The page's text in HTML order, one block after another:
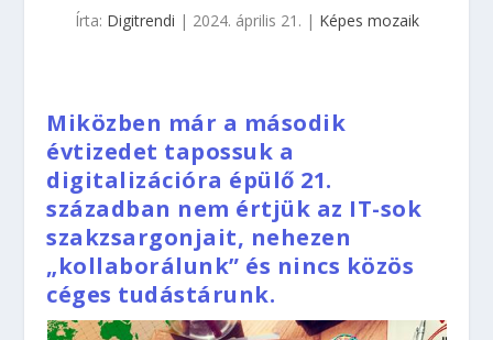
Írta: Digitrendi | 2024. április 21. | Képes mozaik
Miközben már a második
évtizedet tapossuk a
digitalizációra épülő 21.
században nem értjük az IT-sok
szakzsargonjait, nehezen
„kollaborálunk” és nincs közös
céges tudástárunk.